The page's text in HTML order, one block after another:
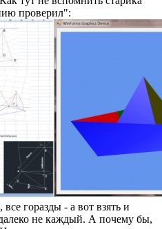
проверил":
горазды - а вот взять и
не каждый. А почему бы,